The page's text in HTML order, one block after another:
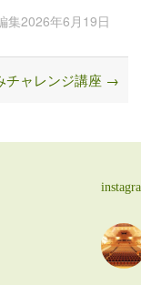
集2026年6月19日
チャレンジ講座 →